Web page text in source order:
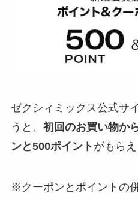
プチ
の子
予算
ポー
店な
ンや
ゼクシィミックス公式サ
うと、 初回のお買い物か
ンと500ポイント がもらえ
※クーポンとポイントの